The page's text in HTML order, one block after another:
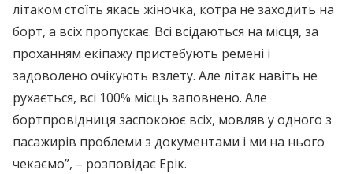
літаком стоїть якась жіночка, котра не заходить на
борт, а всіх пропускає. Всі всідаються на місця, за
проханням екіпажу пристебують ремені і
задоволено очікують взлету. Але літак навіть не
рухається, всі 100% місць заповнено. Але
бортпровідниця заспокоює всіх, мовляв у одного з
пасажирів проблеми з документами і ми на нього
чекаємо”, – розповідає Ерік.